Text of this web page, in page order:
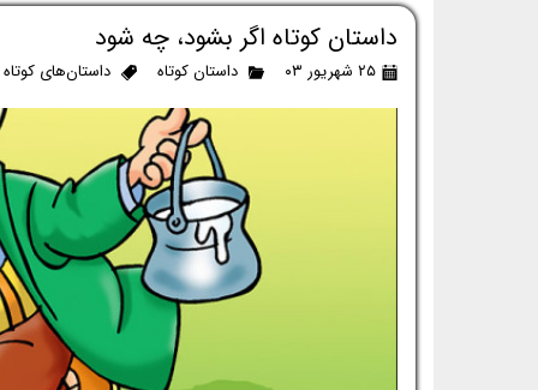
داستان کوتاه اگر بشود، چه شود
۲۵ شهریور ۰۳ داستان کوتاه داستان‌های